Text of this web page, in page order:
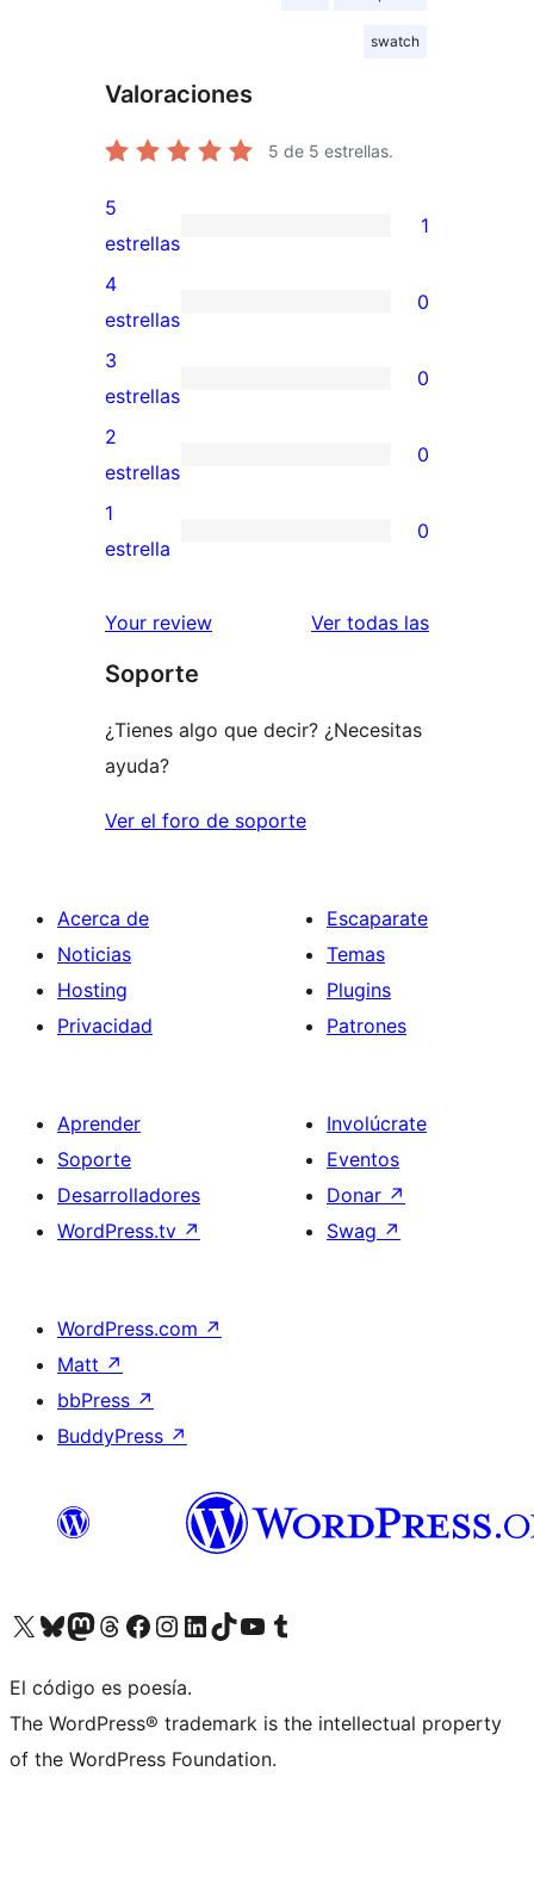
swatch
Valoraciones
5 de 5 estrellas.
1
valoración
de
5
estrellas
5
estrellas
1
0
valoraciones
de
4
estrellas
4
estrellas
0
0
valoraciones
de
3
estrellas
3
estrellas
0
0
valoraciones
de
estrellas
2
estrellas
0
0
de
estrellas
1
estrella
0
Your review Ver todas las
Soporte
¿Tienes algo que decir? ¿Necesitas
ayuda?
Ver el foro de soporte
Acerca de
Noticias
Hosting
Privacidad
Escaparate
Temas
Plugins
Patrones
Aprender
Soporte
Desarrolladores
WordPress.tv ↗
Involúcrate
Eventos
Donar ↗
Swag ↗
WordPress.com ↗
Matt ↗
bbPress ↗
BuddyPress ↗
Visita nuestra cuenta de X (anteriormente Twitter)
Visita nuestra cuenta de Bluesky
Visita nuestra cuenta de Mastodon
Visita nuestra cuenta de Threads
Visita nuestra página de Facebook
Visita nuestra cuenta de Instagram
Visita nuestra cuenta de LinkedIn
Visita nuestra cuenta de TikTok
Visita nuestro canal de YouTube
Visita nuestra cuenta de Tumblr
El código es poesía.
The WordPress® trademark is the intellectual property
of the WordPress Foundation.